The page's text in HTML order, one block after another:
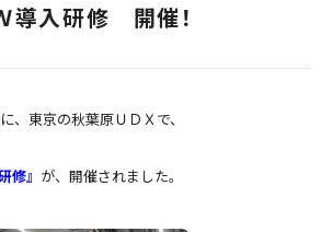
導入研修 開催！
、東京の秋葉原ＵＤＸで、
修』 が、開催されました。